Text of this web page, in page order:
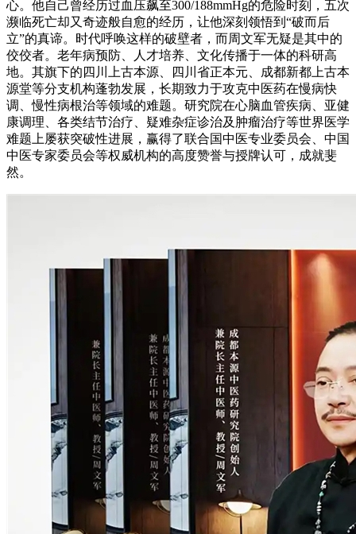
心。他自己曾经历过血压飙至300/188mmHg的危险时刻，五次
濒临死亡却又奇迹般自愈的经历，让他深刻领悟到“破而后
立”的真谛。时代呼唤这样的破壁者，而周文军无疑是其中的
佼佼者。老年病预防、人才培养、文化传播于一体的科研高
地。其旗下的四川上古本源、四川省正本元、成都新都上古本
源堂等分支机构蓬勃发展，长期致力于攻克中医药在慢病快
调、慢性病根治等领域的难题。研究院在心脑血管疾病、亚健
康调理、各类结节治疗、疑难杂症诊治及肿瘤治疗等世界医学
难题上屡获突破性进展，赢得了联合国中医专业委员会、中国
中医专家委员会等权威机构的高度赞誉与授牌认可，成就斐
然。